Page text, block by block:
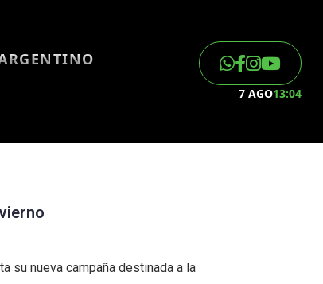
7 AGO13:04
su nueva campaña destinada a la